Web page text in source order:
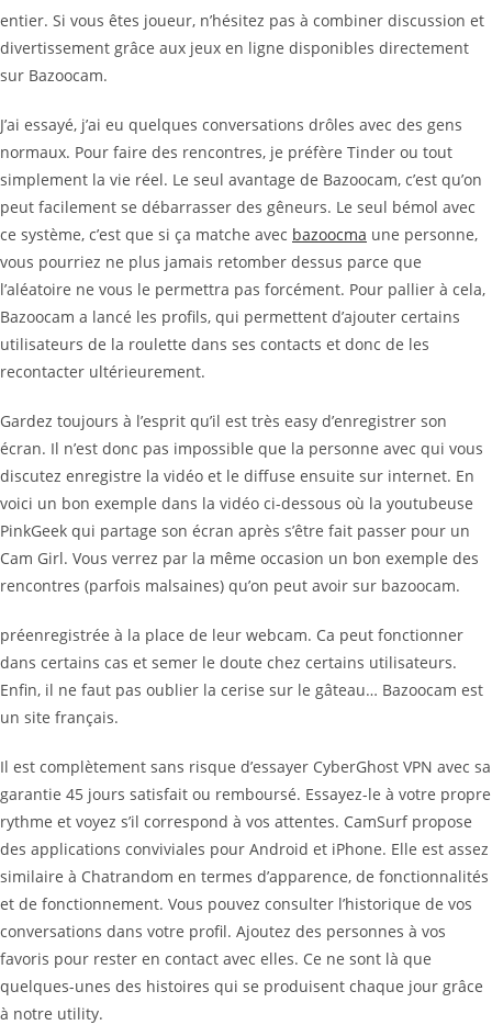
entier. Si vous êtes joueur, n’hésitez pas à combiner discussion et
divertissement grâce aux jeux en ligne disponibles directement
sur Bazoocam.
J’ai essayé, j’ai eu quelques conversations drôles avec des gens
normaux. Pour faire des rencontres, je préfère Tinder ou tout
simplement la vie réel. Le seul avantage de Bazoocam, c’est qu’on
peut facilement se débarrasser des gêneurs. Le seul bémol avec
ce système, c’est que si ça matche avec bazoocma une personne,
vous pourriez ne plus jamais retomber dessus parce que
l’aléatoire ne vous le permettra pas forcément. Pour pallier à cela,
Bazoocam a lancé les profils, qui permettent d’ajouter certains
utilisateurs de la roulette dans ses contacts et donc de les
recontacter ultérieurement.
Gardez toujours à l’esprit qu’il est très easy d’enregistrer son
écran. Il n’est donc pas impossible que la personne avec qui vous
discutez enregistre la vidéo et le diffuse ensuite sur internet. En
voici un bon exemple dans la vidéo ci-dessous où la youtubeuse
PinkGeek qui partage son écran après s’être fait passer pour un
Cam Girl. Vous verrez par la même occasion un bon exemple des
rencontres (parfois malsaines) qu’on peut avoir sur bazoocam.
préenregistrée à la place de leur webcam. Ca peut fonctionner
dans certains cas et semer le doute chez certains utilisateurs.
Enfin, il ne faut pas oublier la cerise sur le gâteau… Bazoocam est
un site français.
Il est complètement sans risque d’essayer CyberGhost VPN avec sa
garantie 45 jours satisfait ou remboursé. Essayez-le à votre propre
rythme et voyez s’il correspond à vos attentes. CamSurf propose
des applications conviviales pour Android et iPhone. Elle est assez
similaire à Chatrandom en termes d’apparence, de fonctionnalités
et de fonctionnement. Vous pouvez consulter l’historique de vos
conversations dans votre profil. Ajoutez des personnes à vos
favoris pour rester en contact avec elles. Ce ne sont là que
quelques-unes des histoires qui se produisent chaque jour grâce
à notre utility.